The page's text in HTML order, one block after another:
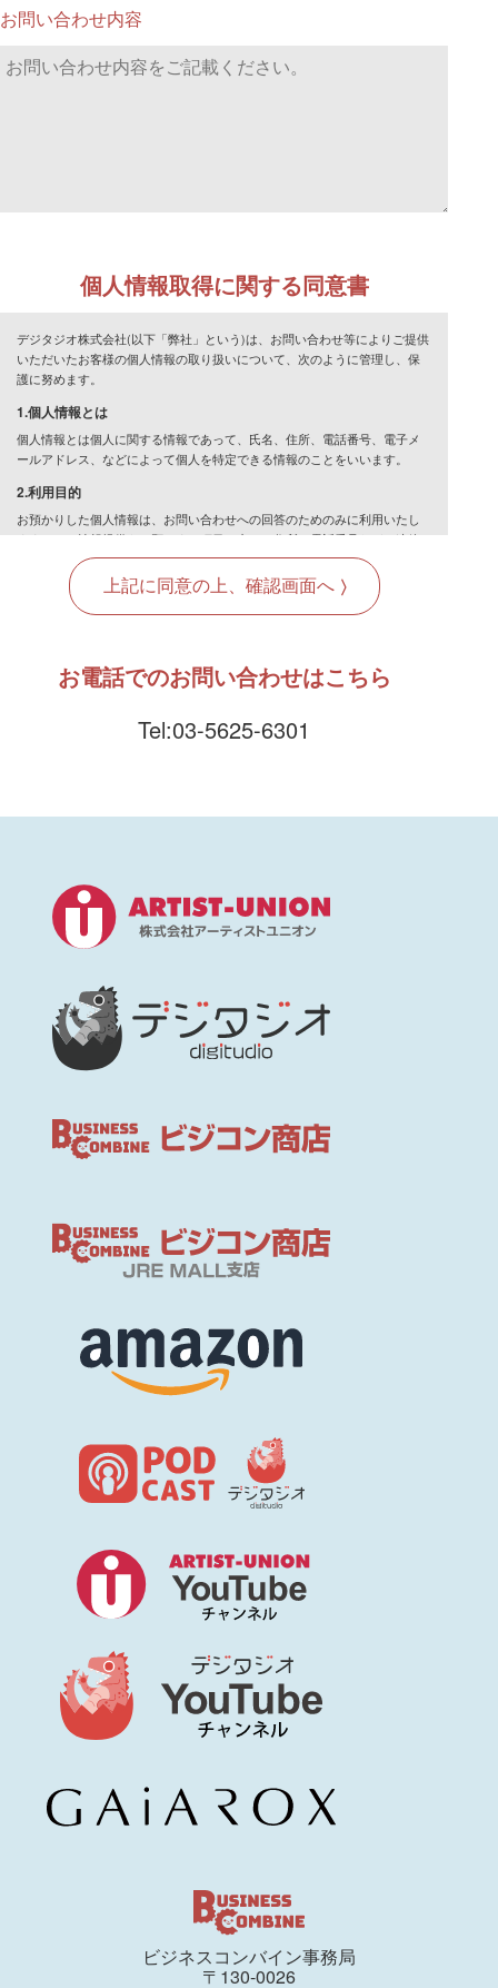
お問い合わせ内容
個人情報取得に関する同意書
デジタジオ株式会社(以下「弊社」という)は、お問い合わせ等によりご提供
いただいたお客様の個人情報の取り扱いについて、次のように管理し、保
護に努めます。
1.個人情報とは
個人情報とは個人に関する情報であって、氏名、住所、電話番号、電子メ
ールアドレス、などによって個人を特定できる情報のことをいいます。
2.利用目的
お預かりした個人情報は、お問い合わせへの回答のためのみに利用いたし
ます。その情報提供をお願いする項目の中で、住所、電話番号などご連絡
先に記入漏れなどの不備があった場合には、お問い合わせへの回答ができ
ないこともありますので、ご了承下さい。ご提供いただいた個人情報は、
弊社が責任を持って適切な取り扱い及び保護管理を行います。
三者へ提供いたしません。
める事務を遂行することに対して協力する必要がある場合であって、
4.個人情報の取り扱いの委託
弊社は必要に応じて、お客様の同意を得た上で個人情報を委託することが
あります。この場合は個人情報の取扱いに関する管理体制の確認ができる
5.個人情報の開示等の請求手続きについて
弊社が保有する「開示対象個人情報」に関して、ご本人又はその代理人か
ら「利用目的の通知、開示、訂正・追加又は削除、利用停止・消去又は第
三者提供の停止、のご請求をされる場合は、弊社までご連絡ください。
個人情報に関する相談・苦情につきましては、弊社までご連絡ください。
7.情報セキュリティについて
合は、情報を暗号化して送受信を行っています。第三者にこれらの個人情
報を読み取られることはありませんので、安心してご利用ください。
8.個人情報の提供について、同意のご確認
いて、お客様からの同意を得たものといたします。
お電話でのお問い合わせはこちら
Tel:03-5625-6301
ビジネスコンバイン事務局
〒130-0026